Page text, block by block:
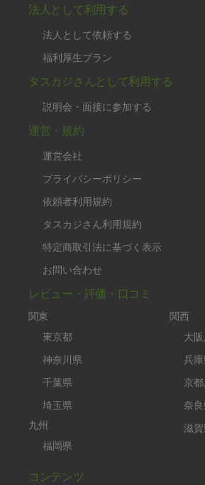
法人として利用する
法人として依頼する
福利厚生プラン
タスカジさんとして利用する
説明会・面接に参加する
運営・規約
運営会社
プライバシーポリシー
依頼者利用規約
タスカジさん利用規約
特定商取引法に基づく表示
お問い合わせ
レビュー・評価・口コミ
関東
東京都
神奈川県
千葉県
埼玉県
九州
福岡県
関西
大
兵
京
奈
滋
コンテンツ